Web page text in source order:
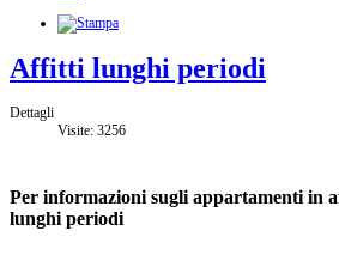
Affitti lunghi periodi
Dettagli
Visite: 3256
Per informazioni sugli appartamenti in
lunghi periodi